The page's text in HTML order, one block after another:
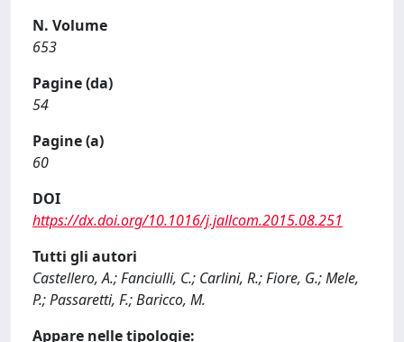
N. Volume
653
Pagine (da)
54
Pagine (a)
60
DOI
https://dx.doi.org/10.1016/j.jallcom.2015.08.251
Tutti gli autori
Castellero, A.; Fanciulli, C.; Carlini, R.; Fiore, G.; Mele,
P.; Passaretti, F.; Baricco, M.
Appare nelle tipologie: